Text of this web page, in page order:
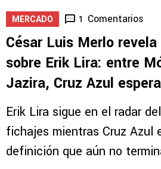
MERCADO 1 Comentarios
César Luis Merlo
sobre Erik Lira: entre
Jazira, Cruz Azul espera
Erik Lira sigue en el radar
fichajes mientras Cruz Azul
definición que aún no